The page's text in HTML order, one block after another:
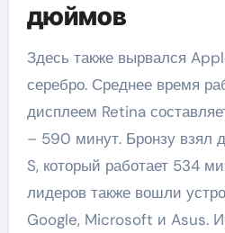
дюймов
Здесь также вырвался
серебро. Среднее время
дисплеем Retina
– 590 минут. Бронзу взял
S, который работает 534
лидеров также вошли
Google, Microsoft и Asus.